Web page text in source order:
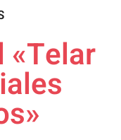
«Telar